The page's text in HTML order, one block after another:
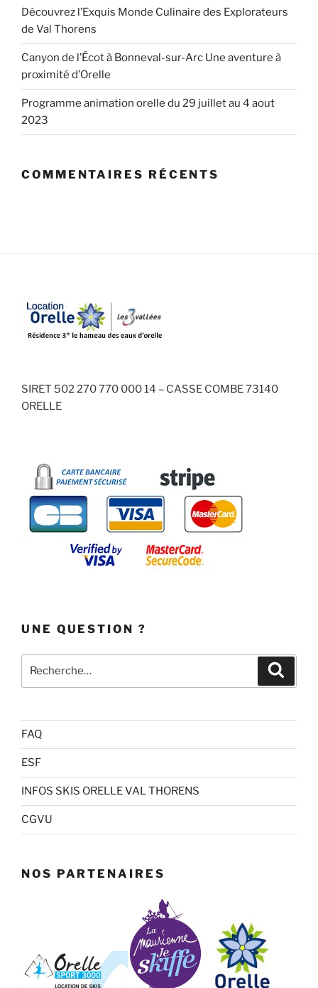
Découvrez l’Exquis Monde Culinaire des Explorateurs
de Val Thorens
Canyon de l’Écot à Bonneval-sur-Arc Une aventure à
proximité d’Orelle
Programme animation orelle du 29 juillet au 4 aout
2023
COMMENTAIRES RÉCENTS
SIRET 502 270 770 000 14 – CASSE COMBE 73140
ORELLE
UNE QUESTION ?
pour
FAQ
ESF
INFOS SKIS ORELLE VAL THORENS
CGVU
NOS PARTENAIRES